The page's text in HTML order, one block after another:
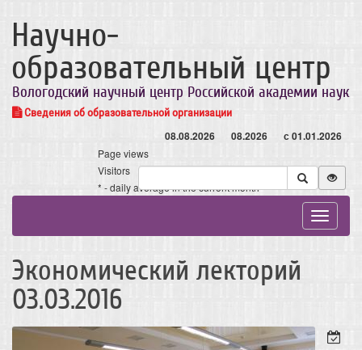
Научно-
образовательный центр
Вологодский научный центр Российской академии наук
Сведения об образовательной организации
08.08.2026 08.2026 с 01.01.2026
Page views
Visitors
* - daily average in the current month
Toggle
Экономический лекторий
03.03.2016